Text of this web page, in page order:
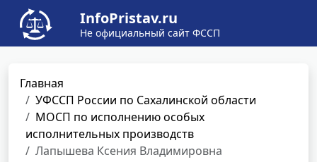
InfoPristav.ru
Не официальный сайт ФССП
Главная
УФССП России по Сахалинской области
МОСП по исполнению особых
исполнительных производств
Лапышева Ксения Владимировна